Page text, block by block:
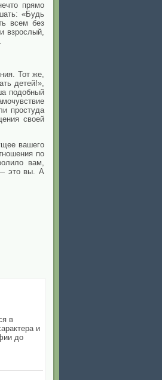
прямо
«Будь
всем без
взрослый,
Тот же,
детей!»,
подобный
простуда
своей
вашего
по
вам,
— это вы. А
в
и
до